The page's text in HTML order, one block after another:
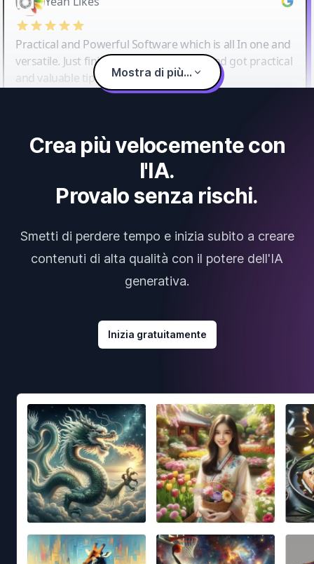
Practical and Powerful Software which is all In one and
versatile. Just finished their workshop and got practical
and valuable tips and tricks.
Mostra di più...
Crea più velocemente con
l'IA.
Provalo senza rischi.
Smetti di perdere tempo e inizia subito a creare
contenuti di alta qualità con il potere dell'IA
generativa.
Inizia gratuitamente